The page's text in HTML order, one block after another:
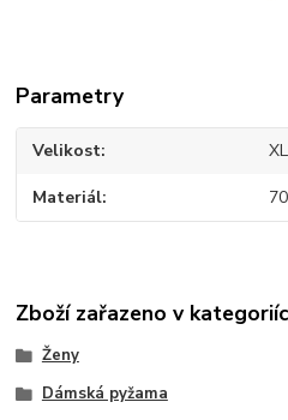
Parametry
Velikost XL
Materiál
Zboží zařazeno v
Ženy
Dámská pyžama